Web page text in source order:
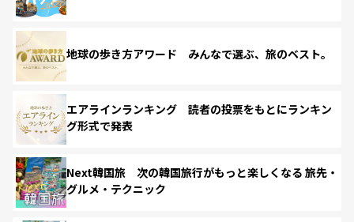
地球の歩き方アワード みんなで選ぶ、旅のベスト。
エアラインランキング 読者の投票をもとにランキン
グ形式で発表
Next韓国旅 次の韓国旅行がもっと楽しくなる 旅先・
グルメ・テクニック